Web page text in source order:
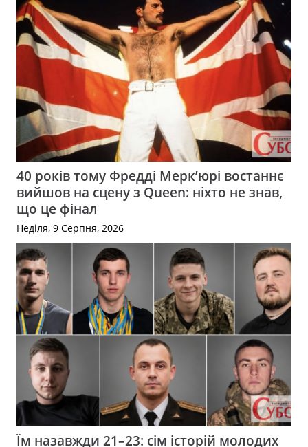
40 років тому Фредді Мерк’юрі востаннє
вийшов на сцену з Queen: ніхто не знав,
що це фінал
Неділя, 9 Серпня, 2026
Їм назавжди 21–23: сім історій молодих